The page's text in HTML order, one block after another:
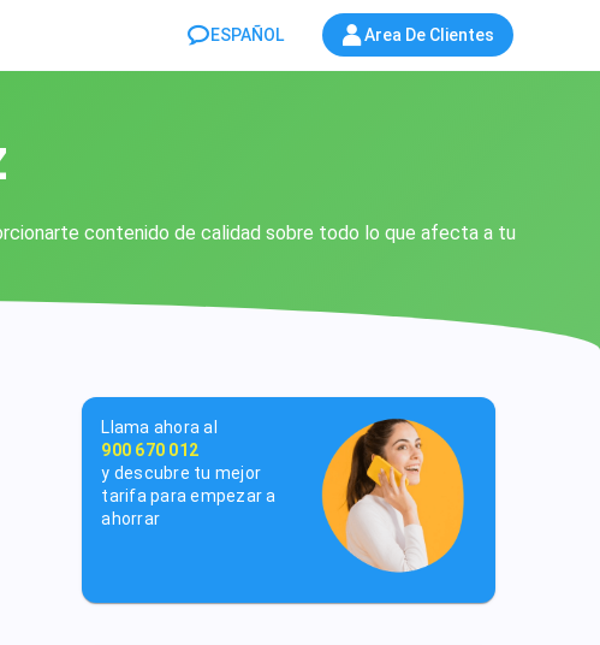
ESPAÑOL Area De Clientes
contenido de calidad sobre todo lo que afecta a tu
Llama ahora al
900 670 012
y descubre tu mejor
tarifa para empezar a
ahorrar